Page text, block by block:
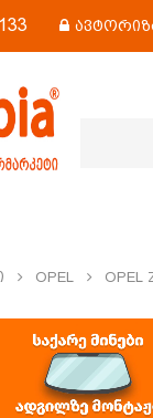
OPEL OPEL